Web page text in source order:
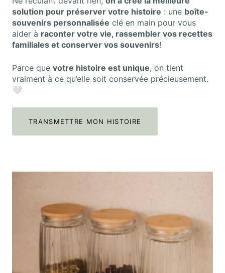
solution pour préserver votre histoire : une boîte-
souvenirs personnalisée clé en main pour vous
aider à raconter votre vie, rassembler vos recettes
familiales et conserver vos souvenirs!
Parce que votre histoire est unique, on tient
vraiment à ce qu’elle soit conservée précieusement.
🤍
TRANSMETTRE MON HISTOIRE